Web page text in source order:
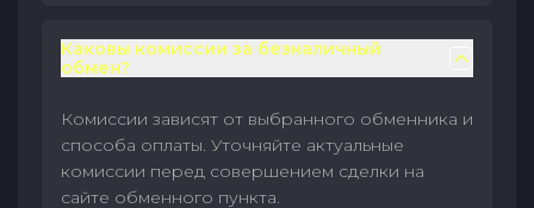
Каковы комиссии за безналичный
обмен?
Комиссии зависят от выбранного обменника и
способа оплаты. Уточняйте актуальные
комиссии перед совершением сделки на
сайте обменного пункта.